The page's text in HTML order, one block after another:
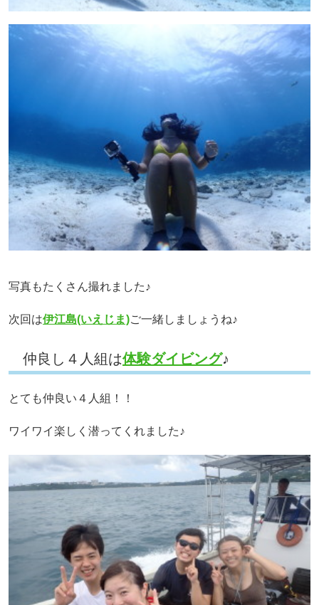
写真もたくさん撮れました♪
次回は伊江島(いえじま)ご一緒しましょうね♪
仲良し４人組は体験ダイビング♪
とても仲良い４人組！！
ワイワイ楽しく潜ってくれました♪